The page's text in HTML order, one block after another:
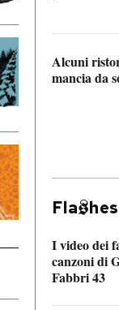
Alcuni
mancia da
Fla hes
I video dei
canzoni di
Fabbri 43